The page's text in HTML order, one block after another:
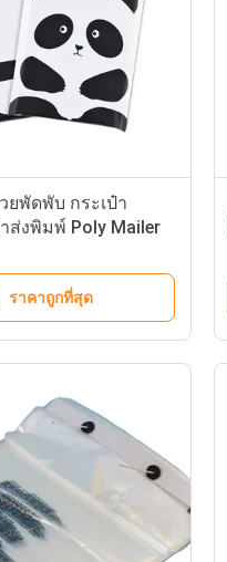
ยพัดพับ กระเป๋า
ส่งพิมพ์ Poly Mailer
ราคาถูกที่สุด